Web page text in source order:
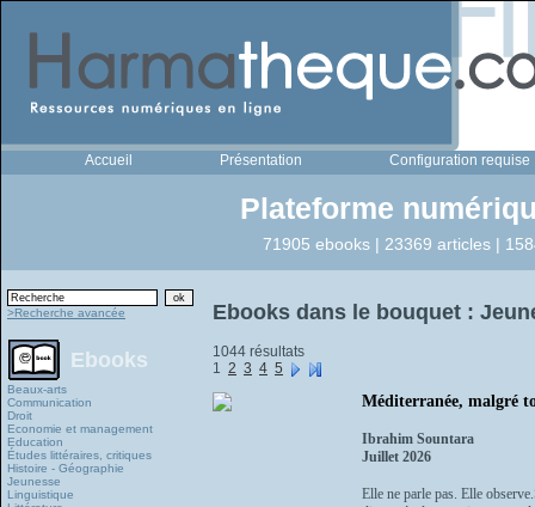
Accueil Présentation Configuration requise
Plateforme
71905 ebooks | 23369 articles |
>Recherche avancée
Ebooks
Beaux-arts
Communication
Droit
Economie et management
Education
Études littéraires, critiques
Histoire - Géographie
Jeunesse
Linguistique
Ebooks dans le bouquet :
1044 résultats
1 2 3 4 5
Méditerranée, malgré
Ibrahim Sountara
Juillet 2026
Elle ne parle pas. Elle